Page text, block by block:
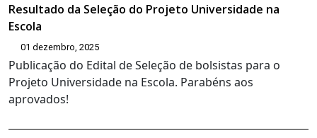
Resultado da Seleção do Projeto Universidade na
Escola
01 dezembro, 2025
Publicação do Edital de Seleção de bolsistas para o
Projeto Universidade na Escola. Parabéns aos
aprovados!